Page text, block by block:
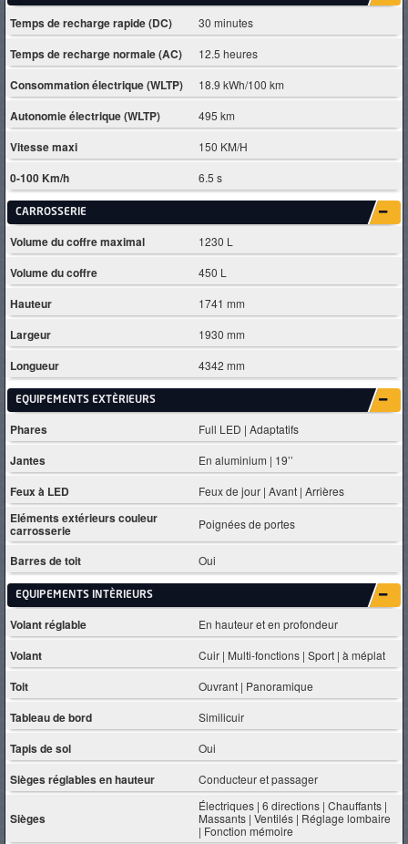
Temps de recharge rapide (DC) 30 minutes
Temps de recharge normale (AC) 12.5 heures
Consommation électrique (WLTP) 18.9 kWh/100 km
Autonomie électrique (WLTP) 495 km
Vitesse maxi 150 KM/H
0-100 Km/h 6.5 s
CARROSSERIE
Volume du coffre maximal 1230 L
Volume du coffre 450 L
Hauteur 1741 mm
Largeur 1930 mm
Longueur 4342 mm
EQUIPEMENTS EXTÈRIEURS
Phares Full LED | Adaptatifs
Jantes En aluminium | 19’’
Feux à LED Feux de jour | Avant | Arrières
Eléments extérieurs couleur
carrosserie Poignées de portes
Barres de toit Oui
EQUIPEMENTS INTÈRIEURS
Volant réglable En hauteur et en profondeur
Volant Cuir | Multi-fonctions | Sport | à méplat
Toit Ouvrant | Panoramique
Tableau de bord Similicuir
Tapis de sol Oui
Sièges réglables en hauteur Conducteur et passager
Sièges
Électriques | 6 directions | Chauffants |
Massants | Ventilés | Réglage lombaire
| Fonction mémoire